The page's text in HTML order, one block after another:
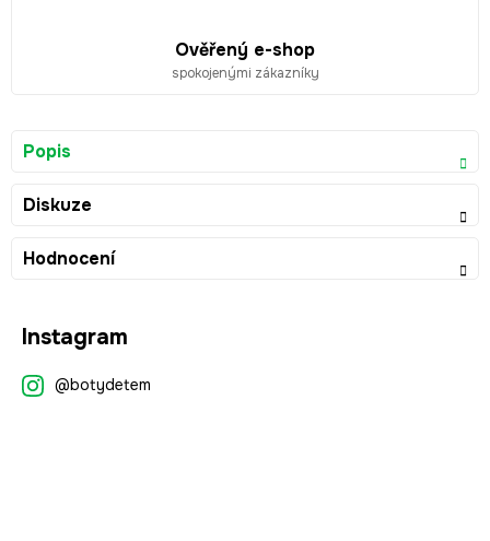
Ověřený e-shop
spokojenými zákazníky
Popis
Diskuze
Hodnocení
Instagram
@botydetem